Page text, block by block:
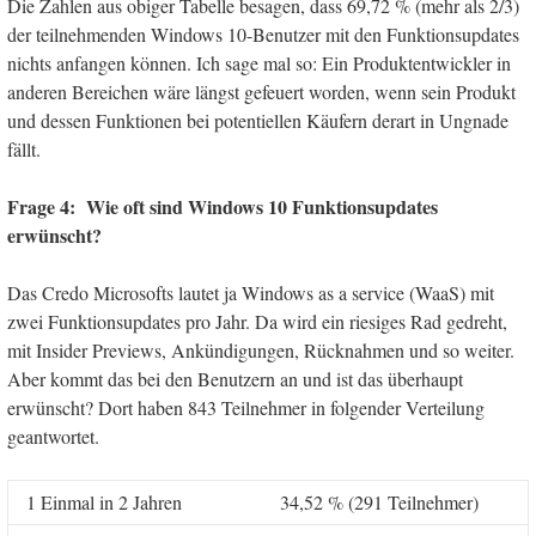
Die Zahlen aus obiger Tabelle besagen, dass 69,72 % (mehr als 2/3)
der teilnehmenden Windows 10-Benutzer mit den Funktionsupdates
nichts anfangen können. Ich sage mal so: Ein Produktentwickler in
anderen Bereichen wäre längst gefeuert worden, wenn sein Produkt
und dessen Funktionen bei potentiellen Käufern derart in Ungnade
fällt.
Frage 4: Wie oft sind Windows 10 Funktionsupdates
erwünscht?
Das Credo Microsofts lautet ja Windows as a service (WaaS) mit
zwei Funktionsupdates pro Jahr. Da wird ein riesiges Rad gedreht,
mit Insider Previews, Ankündigungen, Rücknahmen und so weiter.
Aber kommt das bei den Benutzern an und ist das überhaupt
erwünscht? Dort haben 843 Teilnehmer in folgender Verteilung
geantwortet.
1 Einmal in 2 Jahren
34,52 % (291 Teilnehmer)